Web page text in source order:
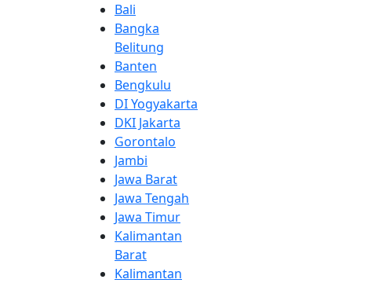
Bali
Bangka
Belitung
Banten
Bengkulu
DI Yogyakarta
DKI Jakarta
Gorontalo
Jambi
Jawa Barat
Jawa Tengah
Jawa Timur
Kalimantan
Barat
Kalimantan